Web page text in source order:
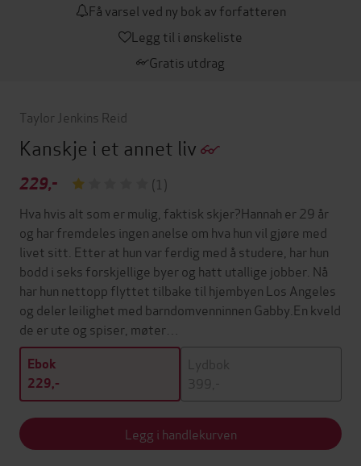
Få varsel ved ny bok av forfatteren
Legg til i ønskeliste
Gratis utdrag
Taylor Jenkins Reid
Kanskje i et annet liv
229,-
(1)
Hva hvis alt som er mulig, faktisk skjer?Hannah er 29 år
og har fremdeles ingen anelse om hva hun vil gjøre med
livet sitt. Etter at hun var ferdig med å studere, har hun
bodd i seks forskjellige byer og hatt utallige jobber. Nå
har hun nettopp flyttet tilbake til hjembyen Los Angeles
og deler leilighet med barndomvenninnen Gabby.En kveld
de er ute og spiser, møter…
Ebok
229,-
Lydbok
399,-
Legg i handlekurven